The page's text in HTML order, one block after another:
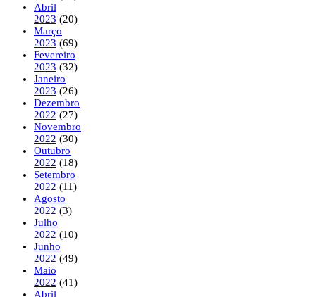
Abril
2023 (20)
Março
2023 (69)
Fevereiro
2023 (32)
Janeiro
2023 (26)
Dezembro
2022 (27)
Novembro
2022 (30)
Outubro
2022 (18)
Setembro
2022 (11)
Agosto
2022 (3)
Julho
2022 (10)
Junho
2022 (49)
Maio
2022 (41)
Abril